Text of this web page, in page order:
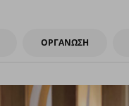
ΟΡΓΑΝΩΣΗ